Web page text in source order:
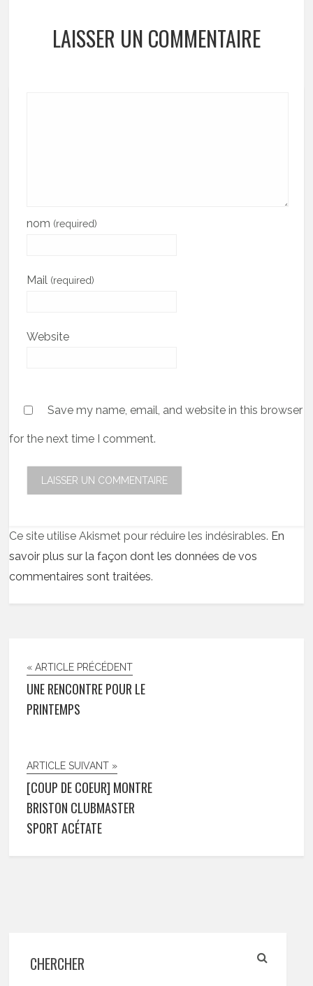
LAISSER UN COMMENTAIRE
nom (required)
Mail (required)
Website
Save my name, email, and website in this browser
for the next time I comment.
Ce site utilise Akismet pour réduire les indésirables. En
savoir plus sur la façon dont les données de vos
commentaires sont traitées.
« ARTICLE PRÉCÉDENT
UNE RENCONTRE POUR LE
PRINTEMPS
ARTICLE SUIVANT »
[COUP DE COEUR] MONTRE
BRISTON CLUBMASTER
SPORT ACÉTATE
CHERCHER